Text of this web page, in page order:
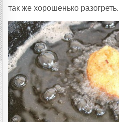
так же хорошенько разогреть.